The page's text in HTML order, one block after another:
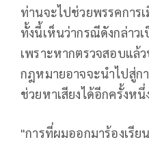
ท่านจะไปช่วยพรรคการ
ทั้งนี้เห็นว่ากรณีดังกล่าว
เพราะหากตรวจสอบแล้
กฎหมายอาจจะนำไปสู่ก
ช่วยหาเสียงได้อีกครั้งหนึ่
"การที่ผมออกมาร้องเรี